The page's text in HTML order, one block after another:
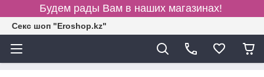
Будем рады Вам в наших магазинах!
Секс шоп "Eroshop.kz"